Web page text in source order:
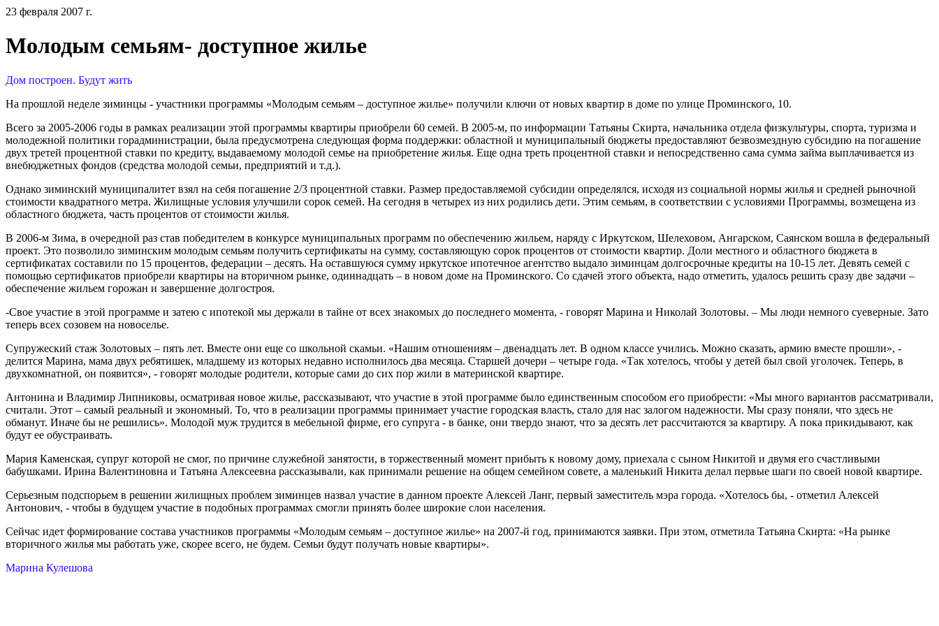
23 февраля 2007 г.
Молодым семьям- доступное жилье
Дом построен. Будут жить
На прошлой неделе зиминцы - участники программы «Молодым семьям – доступное жилье» получили ключи от новых квартир в доме по улице Проминского, 10.
Всего за 2005-2006 годы в рамках реализации этой программы квартиры приобрели 60 семей. В 2005-м, по информации Татьяны Скирта, начальника отдела физкультуры, спорта, туризма и
молодежной политики горадминистрации, была предусмотрена следующая форма поддержки: областной и муниципальный бюджеты предоставляют безвозмездную субсидию на погашение
двух третей процентной ставки по кредиту, выдаваемому молодой семье на приобретение жилья. Еще одна треть процентной ставки и непосредственно сама сумма займа выплачивается из
внебюджетных фондов (средства молодой семьи, предприятий и т.д.).
Однако зиминский муниципалитет взял на себя погашение 2/3 процентной ставки. Размер предоставляемой субсидии определялся, исходя из социальной нормы жилья и средней рыночной
стоимости квадратного метра. Жилищные условия улучшили сорок семей. На сегодня в четырех из них родились дети. Этим семьям, в соответствии с условиями Программы, возмещена из
областного бюджета, часть процентов от стоимости жилья.
В 2006-м Зима, в очередной раз став победителем в конкурсе муниципальных программ по обеспечению жильем, наряду с Иркутском, Шелеховом, Ангарском, Саянском вошла в федеральный
проект. Это позволило зиминским молодым семьям получить сертификаты на сумму, составляющую сорок процентов от стоимости квартир. Доли местного и областного бюджета в
сертификатах составили по 15 процентов, федерации – десять. На оставшуюся сумму иркутское ипотечное агентство выдало зиминцам долгосрочные кредиты на 10-15 лет. Девять семей с
помощью сертификатов приобрели квартиры на вторичном рынке, одиннадцать – в новом доме на Проминского. Со сдачей этого объекта, надо отметить, удалось решить сразу две задачи –
обеспечение жильем горожан и завершение долгостроя.
-Свое участие в этой программе и затею с ипотекой мы держали в тайне от всех знакомых до последнего момента, - говорят Марина и Николай Золотовы. – Мы люди немного суеверные. Зато
теперь всех созовем на новоселье.
Супружеский стаж Золотовых – пять лет. Вместе они еще со школьной скамьи. «Нашим отношениям – двенадцать лет. В одном классе учились. Можно сказать, армию вместе прошли», -
делится Марина, мама двух ребятишек, младшему из которых недавно исполнилось два месяца. Старшей дочери – четыре года. «Так хотелось, чтобы у детей был свой уголочек. Теперь, в
двухкомнатной, он появится», - говорят молодые родители, которые сами до сих пор жили в материнской квартире.
Антонина и Владимир Липниковы, осматривая новое жилье, рассказывают, что участие в этой программе было единственным способом его приобрести: «Мы много вариантов рассматривали,
считали. Этот – самый реальный и экономный. То, что в реализации программы принимает участие городская власть, стало для нас залогом надежности. Мы сразу поняли, что здесь не
обманут. Иначе бы не решились». Молодой муж трудится в мебельной фирме, его супруга - в банке, они твердо знают, что за десять лет рассчитаются за квартиру. А пока прикидывают, как
будут ее обустраивать.
Мария Каменская, супруг которой не смог, по причине служебной занятости, в торжественный момент прибыть к новому дому, приехала с сыном Никитой и двумя его счастливыми
бабушками. Ирина Валентиновна и Татьяна Алексеевна рассказывали, как принимали решение на общем семейном совете, а маленький Никита делал первые шаги по своей новой квартире.
Серьезным подспорьем в решении жилищных проблем зиминцев назвал участие в данном проекте Алексей Ланг, первый заместитель мэра города. «Хотелось бы, - отметил Алексей
Антонович, - чтобы в будущем участие в подобных программах смогли принять более широкие слои населения.
Сейчас идет формирование состава участников программы «Молодым семьям – доступное жилье» на 2007-й год, принимаются заявки. При этом, отметила Татьяна Скирта: «На рынке
вторичного жилья мы работать уже, скорее всего, не будем. Семьи будут получать новые квартиры».
Марина Кулешова